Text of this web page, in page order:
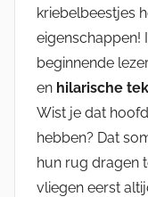
kriebelbeestjes
eigenschappen!
beginnende
en hilarische
Wist je dat
hebben? Dat
hun rug dragen
vliegen eerst